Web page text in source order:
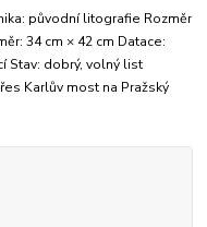
původní litografie Rozměr
34 cm × 42 cm Datace:
Stav: dobrý, volný list
Karlův most na Pražský